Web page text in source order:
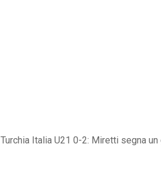
Turchia Italia U21 0-2: Miretti segna